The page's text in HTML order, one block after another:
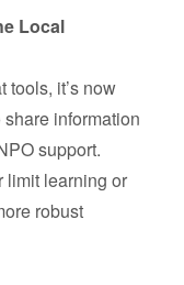
Local
tools, it’s now
information
support.
limit learning or
robust